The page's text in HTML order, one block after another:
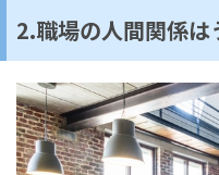
2.職場の人間関係